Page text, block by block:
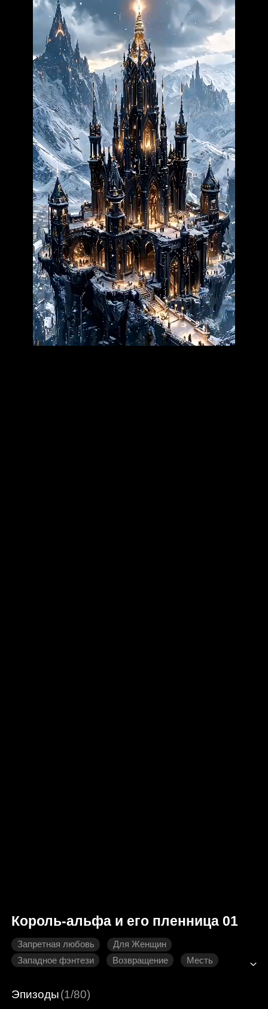
Король-альфа и его пленница 01
Запретная любовь
Для Женщин
Западное фэнтези
Возвращение Месть
Эпизоды(1/80)